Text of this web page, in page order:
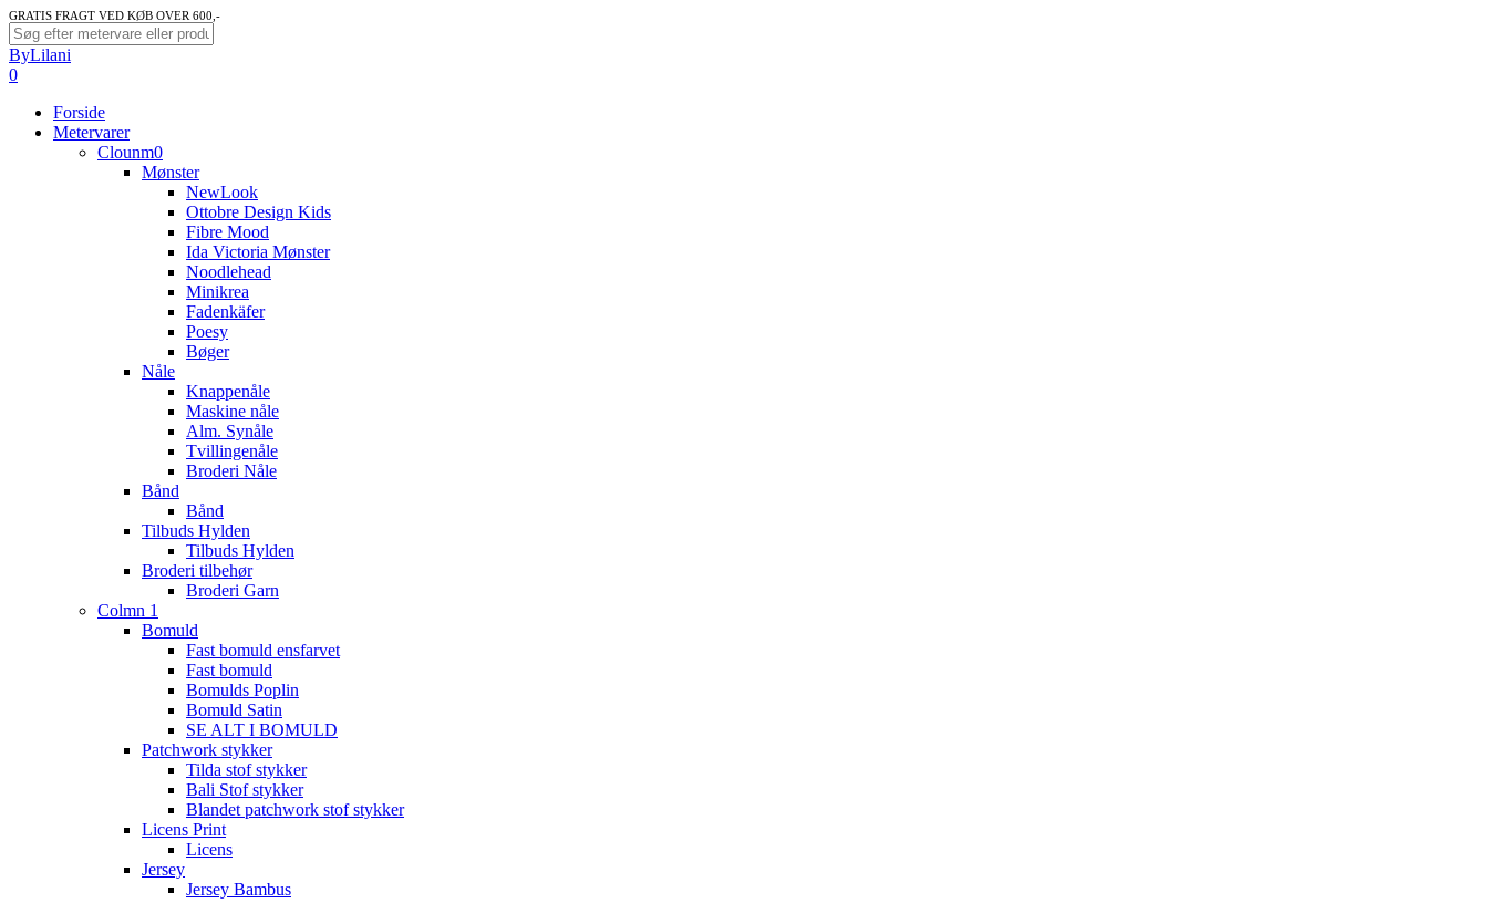
Skip
to
main
content
GRATIS FRAGT VED KØB OVER 600,-
Close
Search
ByLilani
search
account
0
Forside
Metervarer
Clounm0
Mønster
NewLook
Ottobre Design Kids
Fibre Mood
Ida Victoria Mønster
Noodlehead
Minikrea
Fadenkäfer
Poesy
Bøger
Nåle
Knappenåle
Maskine nåle
Alm. Synåle
Tvillingenåle
Broderi Nåle
Bånd
Bånd
Tilbuds Hylden
Tilbuds Hylden
Broderi tilbehør
Broderi Garn
Colmn 1
Bomuld
Fast bomuld ensfarvet
Fast bomuld
Bomulds Poplin
Bomuld Satin
SE ALT I BOMULD
Patchwork stykker
Tilda stof stykker
Bali Stof stykker
Blandet patchwork stof stykker
Licens Print
Licens
Jersey
Jersey Bambus